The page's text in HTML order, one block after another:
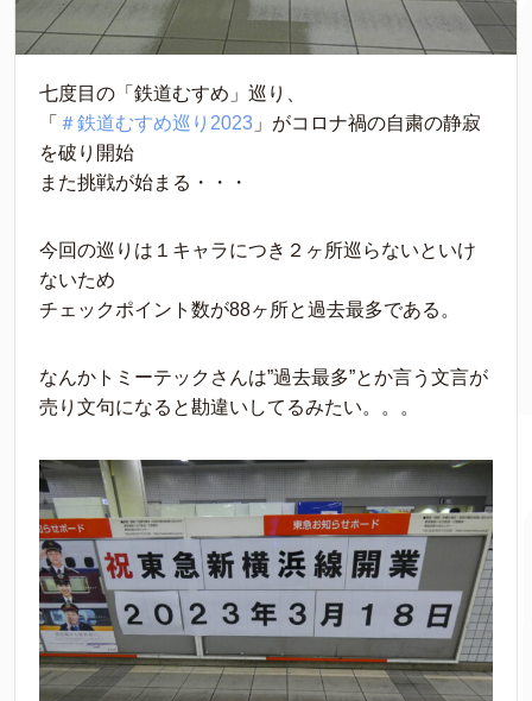
七度目の「鉄道むすめ」巡り、
「 ＃鉄道むすめ巡り2023 」がコロナ禍の自粛の静寂
を破り開始
また挑戦が始まる・・・
今回の巡りは１キャラにつき２ヶ所巡らないといけ
ないため
チェックポイント数が88ヶ所と過去最多である。
なんかトミーテックさんは”過去最多”とか言う文言が
売り文句になると勘違いしてるみたい。。。